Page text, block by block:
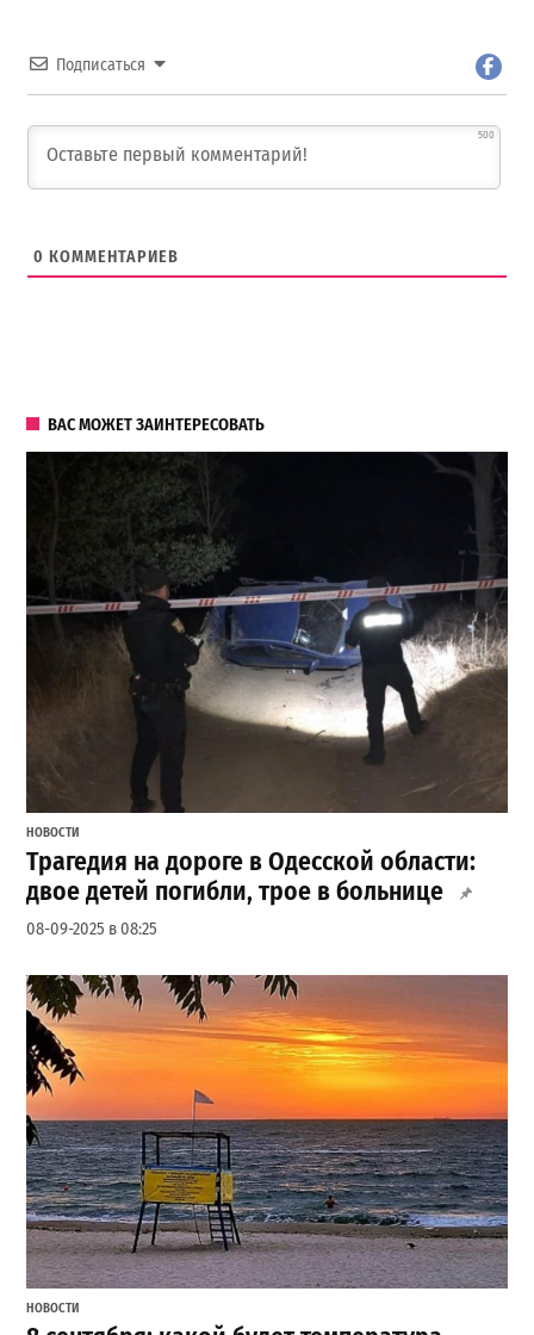
Подписаться
500
0 КОММЕНТАРИЕВ
ВАС МОЖЕТ ЗАИНТЕРЕСОВАТЬ
НОВОСТИ
Трагедия на дороге в Одесской области:
двое детей погибли, трое в больнице
08-09-2025 в 08:25
НОВОСТИ